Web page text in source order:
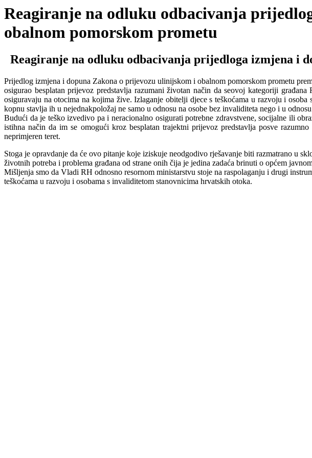
Reagiranje na odluku odbacivanja
obalnom pomorskom prometu
Reagiranje na odluku odbacivanja prijedloga izmjena i
Prijedlog izmjena i dopuna Zakona o prijevozu ulinijskom i obalnom pomorskom prometu
osigurao besplatan prijevoz predstavlja razumani životan način da seovoj kategoriji
osiguravaju na otocima na kojima žive. Izlaganje obitelji djece s teškoćama u razvoju i
kopnu stavlja ih u nejednakpoložaj ne samo u odnosu na osobe bez invaliditeta nego i u
Budući da je teško izvedivo pa i neracionalno osigurati potrebne zdravstvene, socijalne ili
istihna način da im se omogući kroz besplatan trajektni prijevoz predstavlja posve
neprimjeren teret.
Stoga je opravdanje da će ovo pitanje koje iziskuje neodgodivo rješavanje biti razmatrano u
životnih potreba i problema građana od strane onih čija je jedina zadaća brinuti o općem
Mišljenja smo da Vladi RH odnosno resornom ministarstvu stoje na raspolaganju i drugi
teškoćama u razvoju i osobama s invaliditetom stanovnicima hrvatskih otoka.